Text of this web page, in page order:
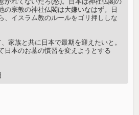
の宗教の神社仏閣は大嫌いなはず。日
、イスラム教のルールをゴリ押ししな
家族と共に日本で最期を迎えたいと。
日本のお墓の慣習を変えようとする